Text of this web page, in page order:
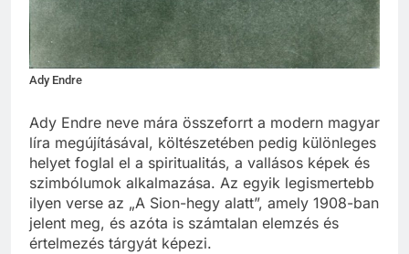
Ady Endre
Ady Endre neve mára összeforrt a modern magyar
líra megújításával, költészetében pedig különleges
helyet foglal el a spiritualitás, a vallásos képek és
szimbólumok alkalmazása. Az egyik legismertebb
ilyen verse az „A Sion-hegy alatt”, amely 1908-ban
jelent meg, és azóta is számtalan elemzés és
értelmezés tárgyát képezi.